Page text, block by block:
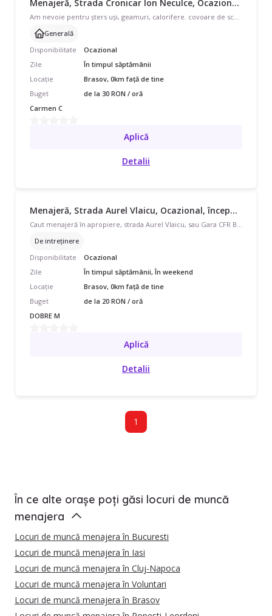
Menajeră, Strada Cronicar Ion Neculce, Ocazional, începând cu 30 lei/oră
Generală
Disponibilitate
Ocazional
Zile
În timpul săptămânii
Locație
Brasov, 0km față de tine
Buget
de la 30 RON / oră
Carmen C
Aplică
Detalii
Menajeră, Strada Aurel Vlaicu, Ocazional, începând cu 20 lei/oră
De intreținere
Disponibilitate
Ocazional
Zile
În timpul săptămânii, În weekend
Locație
Brasov, 0km față de tine
Buget
de la 20 RON / oră
DOBRE M
Aplică
Detalii
1
În ce alte orașe poți găsi locuri de muncă
menajera
Locuri de muncă menajera în Bucuresti
Locuri de muncă menajera în Iasi
Locuri de muncă menajera în Cluj-Napoca
Locuri de muncă menajera în Voluntari
Locuri de muncă menajera în Brasov